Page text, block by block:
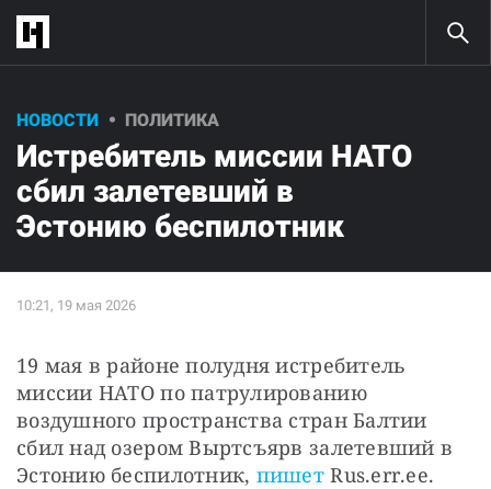
НОВОСТИ ПОЛИТИКА
Истребитель миссии НАТО
сбил залетевший в
Эстонию беспилотник
19 мая в районе полудня истребитель
миссии НАТО по патрулированию
воздушного пространства стран Балтии
сбил над озером Выртсъярв залетевший в
Эстонию беспилотник, пишет Rus.err.ee.